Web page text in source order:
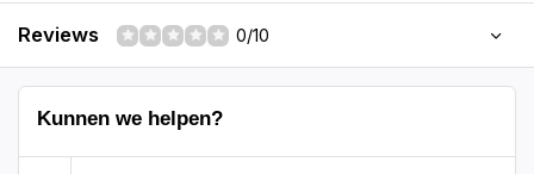
Reviews 0/10
Kunnen we helpen?